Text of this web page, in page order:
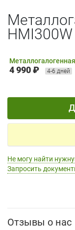
HMI300W
4 990 ₽ 4-6 дней
Не могу найти
Запросить
Отзывы о нас